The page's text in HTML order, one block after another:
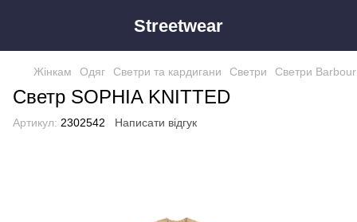
Streetwear
Жінкам Одяг Светри та кардигани Светри Светри Barbour
Светр SOPHIA KNITTED
Артикул: 2302542 Написати відгук